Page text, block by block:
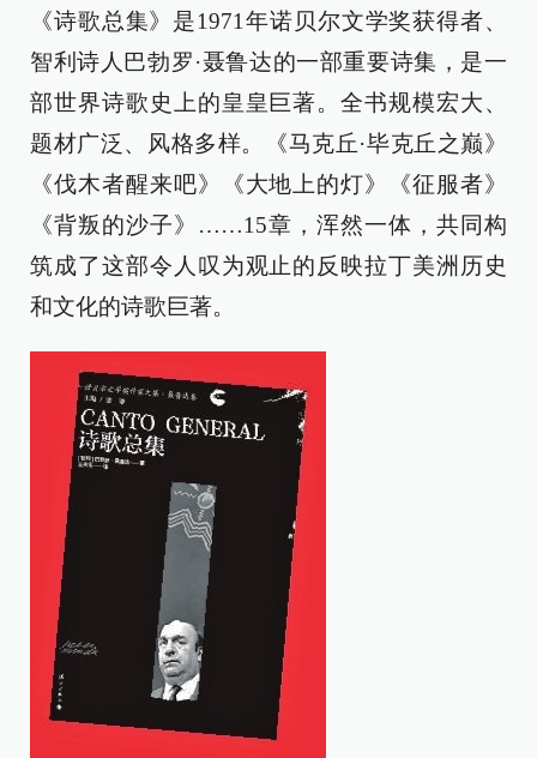
《诗歌总集》是1971年诺贝尔文学奖获得者、
智利诗人巴勃罗·聂鲁达的一部重要诗集，是一
部世界诗歌史上的皇皇巨著。全书规模宏大、
题材广泛、风格多样。《马克丘·毕克丘之巅》
《伐木者醒来吧》《大地上的灯》《征服者》
《背叛的沙子》……15章，浑然一体，共同构
筑成了这部令人叹为观止的反映拉丁美洲历史
和文化的诗歌巨著。